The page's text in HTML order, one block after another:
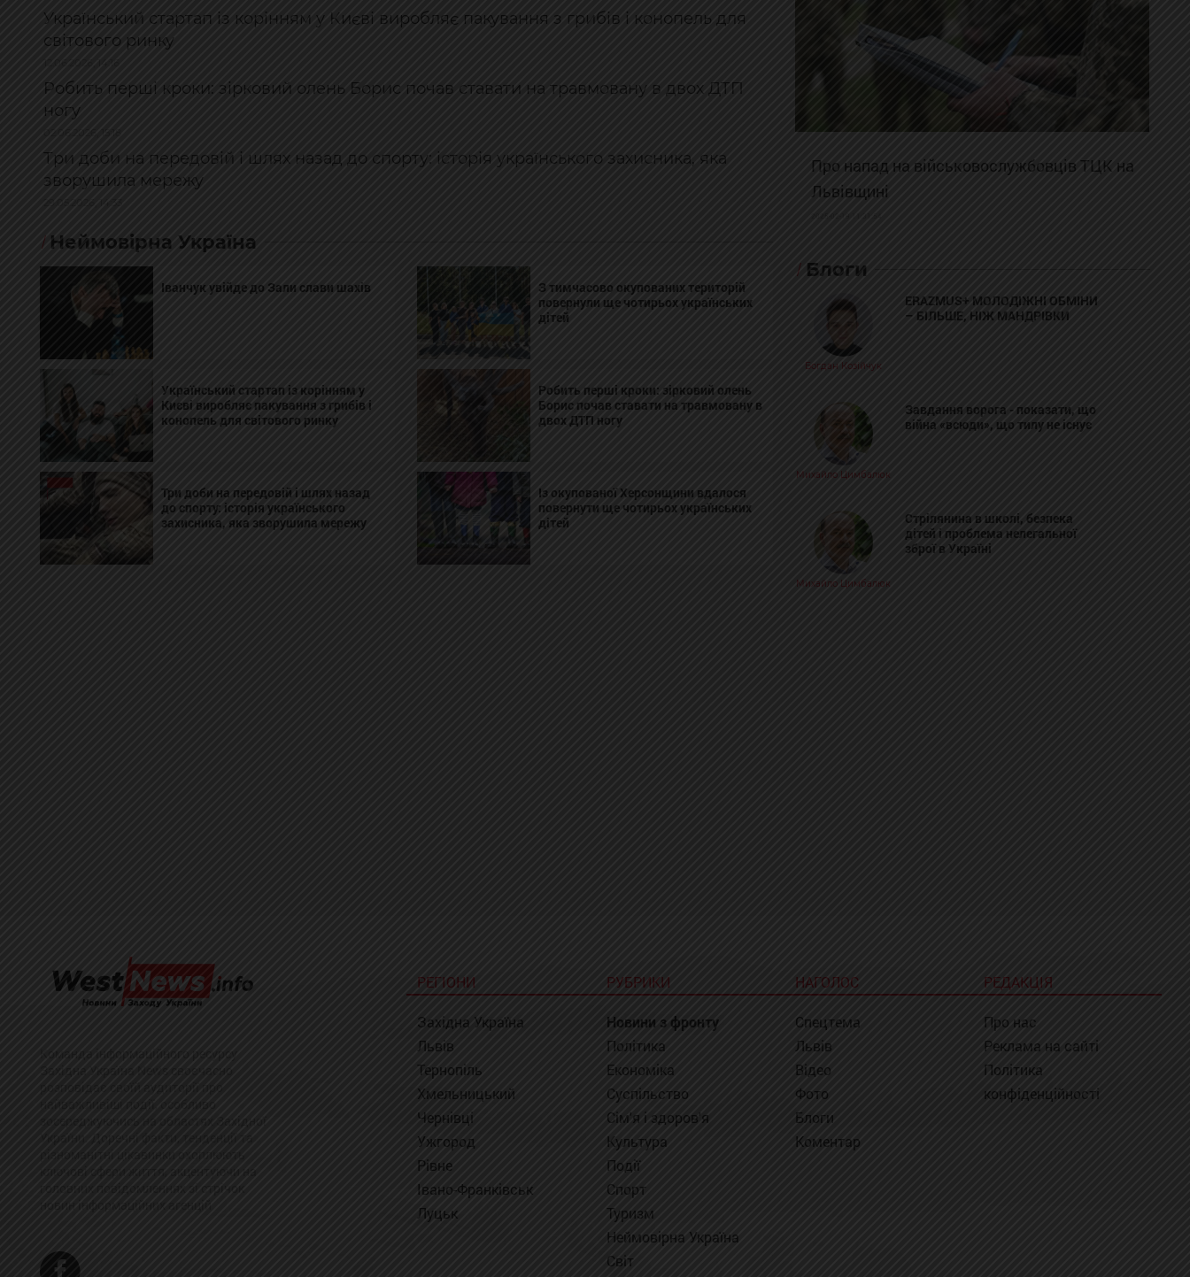
Український стартап із корінням у Києві виробляє пакування з грибів і конопель для
світового ринку
Робить перші кроки: зірковий олень Борис почав ставати на травмовану в двох ДТП
ногу
Три доби на передовій і шлях назад до спорту: історія українського захисника, яка
зворушила мережу
Неймовірна Україна
Іванчук увійде до Зали слави шахів
З тимчасово окупованих територій
повернули ще чотирьох українських
дітей
Український стартап із корінням у
Києві виробляє пакування з грибів і
конопель для світового ринку
Робить перші кроки: зірковий олень
Борис почав ставати на травмовану в
двох ДТП ногу
Три доби на передовій і шлях назад
до спорту: історія українського
захисника, яка зворушила мережу
Із окупованої Херсонщини вдалося
повернути ще чотирьох українських
дітей
Про напад на військовослужбовців ТЦК на
Львівщині
Блоги
Богдан Козійчук
ERAZMUS+ МОЛОДІЖНІ ОБМІНИ
– БІЛЬШЕ, НІЖ МАНДРІВКИ
Михайло Цимбалюк
Завдання ворога - показати, що
війна «всюди», що тилу не існує
Михайло Цимбалюк
Стрілянина в школі, безпека
дітей і проблема нелегальної
зброї в Україні
РЕГІОНИ
Західна Україна
Львів
Тернопіль
Хмельницький
Чернівці
Ужгород
Рівне
Івано-Франківськ
Луцьк
РУБРИКИ
Новини з фронту
Політика
Економіка
Суспільство
Сім'я і здоров'я
Культура
Події
Спорт
Туризм
Неймовірна Україна
Світ
НАГОЛОС
Спецтема
Львів
Відео
Фото
Блоги
Коментар
РЕДАКЦІЯ
Про нас
Реклама на сайті
Політика
конфіденційності